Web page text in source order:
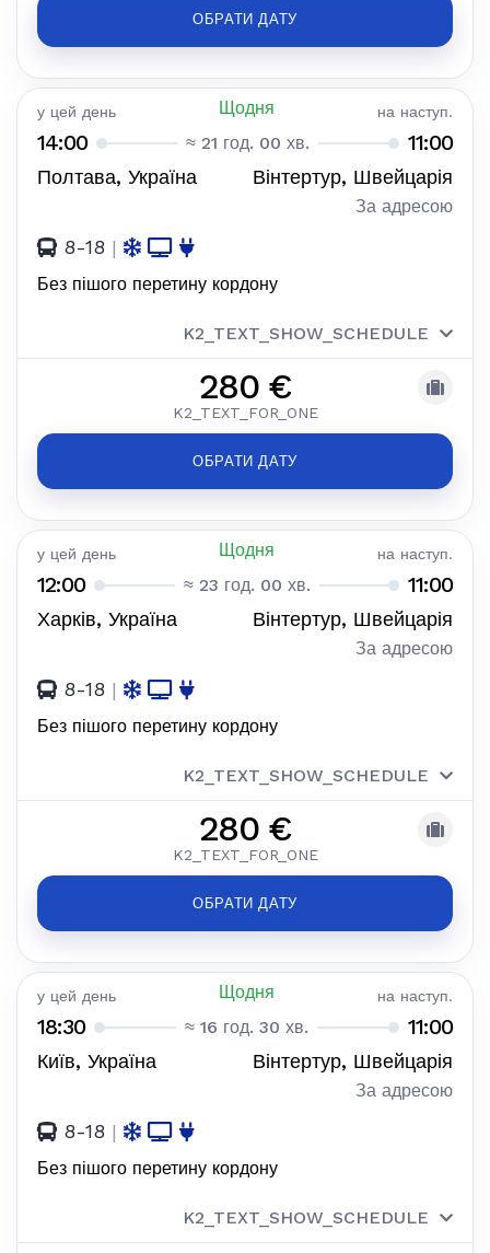
ОБРАТИ ДАТУ
у цей день Щодня на наступ.
14:00 ≈ 21 год. 00 хв. 11:00
Полтава, Україна Вінтертур, Швейцарія
За адресою
8-18 |
Без пішого перетину кордону
K2_TEXT_SHOW_SCHEDULE
280 €
K2_TEXT_FOR_ONE
ОБРАТИ ДАТУ
у цей день Щодня на наступ.
12:00 ≈ 23 год. 00 хв. 11:00
Харків, Україна Вінтертур, Швейцарія
За адресою
8-18 |
Без пішого перетину кордону
K2_TEXT_SHOW_SCHEDULE
280 €
K2_TEXT_FOR_ONE
ОБРАТИ ДАТУ
у цей день Щодня на наступ.
18:30 ≈ 16 год. 30 хв. 11:00
Київ, Україна Вінтертур, Швейцарія
За адресою
8-18 |
Без пішого перетину кордону
K2_TEXT_SHOW_SCHEDULE